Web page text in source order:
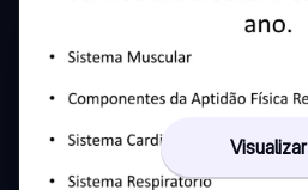
Visualizar